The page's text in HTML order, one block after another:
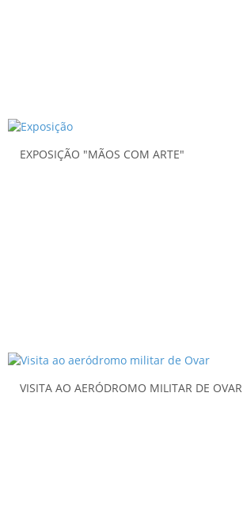
EXPOSIÇÃO "MÃOS COM ARTE"
VISITA AO AERÓDROMO MILITAR DE OVAR